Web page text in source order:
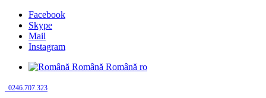
Facebook
Skype
Mail
Instagram
Română Română ro
0246.707.323